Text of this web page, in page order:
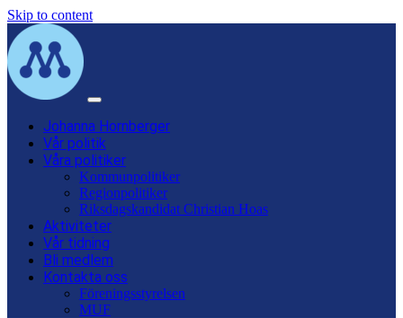
Skip to content
Main
Navigation
Johanna Hornberger
Vår politik
Våra politiker
Kommunpolitiker
Regionpolitiker
Riksdagskandidat Christian Hoas
Aktiviteter
Vår tidning
Bli medlem
Kontakta oss
Föreningsstyrelsen
MUF